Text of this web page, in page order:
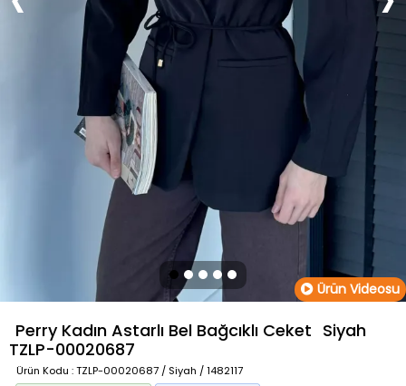
Ürün Videosu
Perry Kadın Astarlı Bel Bağcıklı Ceket Siyah
TZLP-00020687
Ürün Kodu : TZLP-00020687 / Siyah / 1482117